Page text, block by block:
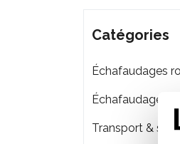
Catégories
Échafaudages
Échafaudages